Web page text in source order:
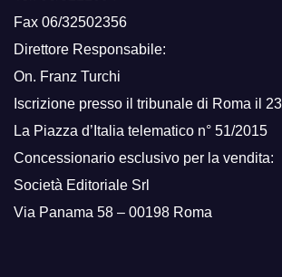
Fax 06/32502356
Direttore Responsabile:
On. Franz Turchi
Iscrizione presso il tribunale di Roma il
La Piazza d’Italia telematico n° 51/2015
Concessionario esclusivo per la vendita:
Società Editoriale Srl
Via Panama 58 – 00198 Roma